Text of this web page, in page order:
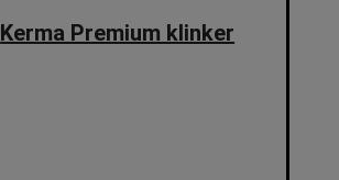
Kerma Premium klinker